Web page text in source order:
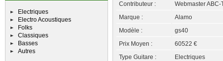
Electriques
Electro Acoustiques
Folks
Classiques
Basses
Autres
Contributeur :
Webmaster ABC-
Marque :
Alamo
Modèle :
gs40
Prix Moyen :
60522 €
Type Guitare :
Electriques